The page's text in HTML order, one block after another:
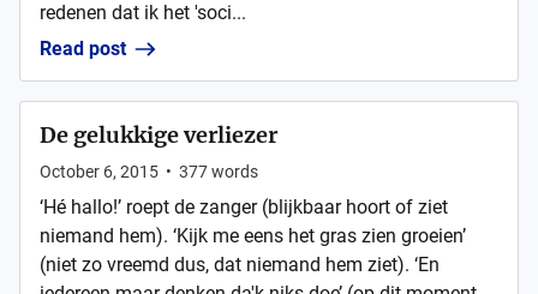
redenen dat ik het 'soci...
Read post
De gelukkige verliezer
October 6, 2015 • 377words
‘Hé hallo!’ roept de zanger (blijkbaar hoort of ziet
niemand hem). ‘Kijk me eens het gras zien groeien’
(niet zo vreemd dus, dat niemand hem ziet). ‘En